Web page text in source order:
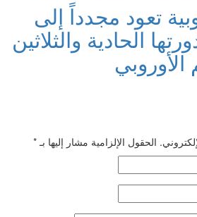
تعود مجدداً إلى
الحادية والثلاثين
الأوروبي
الحقول الإلزامية مشار إليها بـ*